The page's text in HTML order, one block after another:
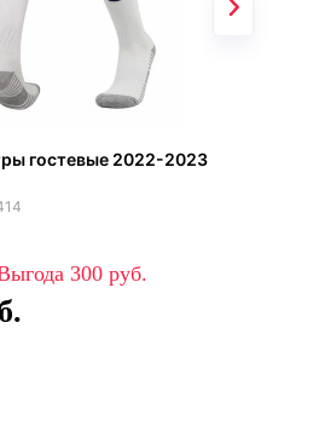
гостевые 2022-2023
300